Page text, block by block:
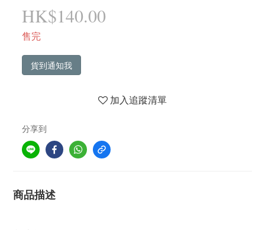
HK$140.00
售完
貨到通知我
加入追蹤清單
分享到
商品描述